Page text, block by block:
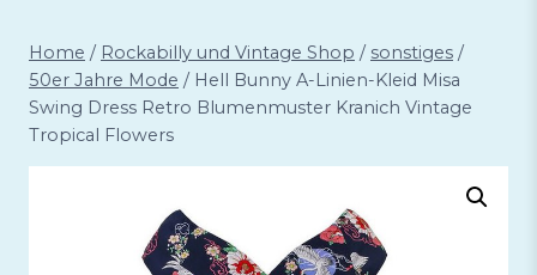
Home / Rockabilly und Vintage Shop / sonstiges /
50er Jahre Mode / Hell Bunny A-Linien-Kleid Misa
Swing Dress Retro Blumenmuster Kranich Vintage
Tropical Flowers